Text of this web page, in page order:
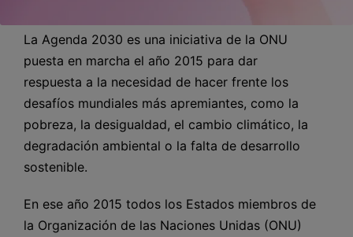
La Agenda 2030 es una iniciativa de la ONU
puesta en marcha el año 2015 para dar
respuesta a la necesidad de hacer frente los
desafíos mundiales más apremiantes, como la
pobreza, la desigualdad, el cambio climático, la
degradación ambiental o la falta de desarrollo
sostenible.
En ese año 2015 todos los Estados miembros de
la Organización de las Naciones Unidas (ONU)